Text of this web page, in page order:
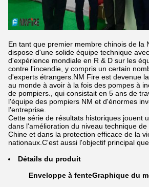
En tant que premier membre chinois de la
dispose d'une solide équipe technique
d'expérience mondiale en R & D sur les
contre l'incendie, y compris un certain
d'experts étrangers.NM Fire est devenue
au monde à avoir à la fois des pompes à
de pompiers., qui consistait en 5 ans de
l'équipe des pompiers NM et d'énormes
l'entreprise.
Cette série de résultats historiques jouent
dans l'amélioration du niveau technique
Chine et dans la protection efficace de la
nationaux.C'est aussi l'objectif principal
Détails du produit
Enveloppe à fenteGraphique du